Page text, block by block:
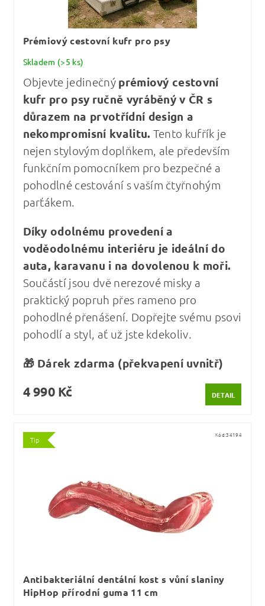
Prémiový cestovní kufr pro psy
Skladem (>5 ks)
Objevte jedinečný prémiový cestovní
kufr pro psy ručně vyráběný v ČR s
důrazem na prvotřídní design a
nekompromisní kvalitu. Tento kufřík je
nejen stylovým doplňkem, ale především
funkčním pomocníkem pro bezpečné a
pohodlné cestování s vaším čtyřnohým
parťákem.
Díky odolnému provedení a
voděodolnému interiéru je ideální do
auta, karavanu i na dovolenou k moři.
Součástí jsou dvě nerezové misky a
praktický popruh přes rameno pro
pohodlné přenášení. Dopřejte svému psovi
pohodlí a styl, ať už jste kdekoliv.
🎁 Dárek zdarma (překvapení uvnitř)
4 990 Kč DETAIL
Tip
Kód:34194
Antibakteriální dentální kost s vůní slaniny
HipHop přírodní guma 11 cm